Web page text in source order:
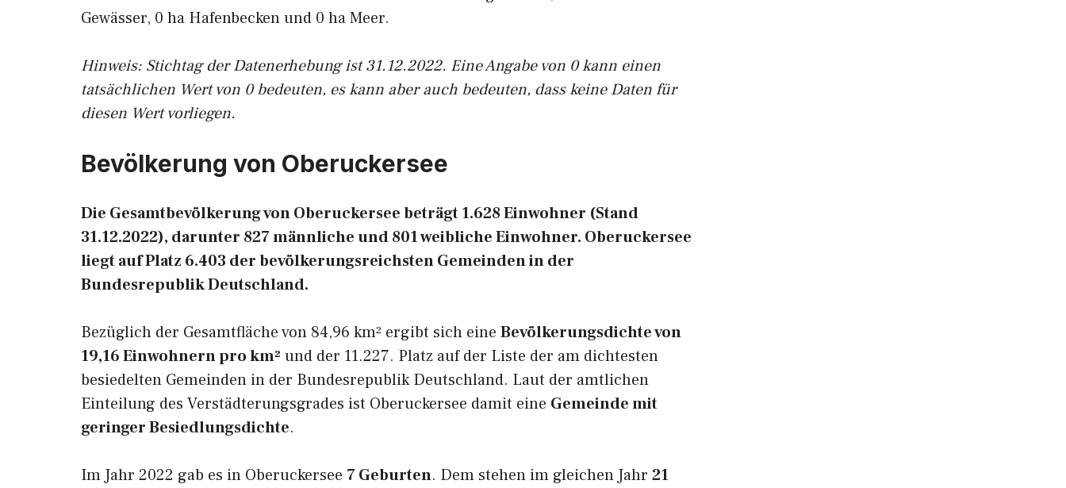
Gewässer, 0 ha Hafenbecken und 0 ha Meer.
Hinweis: Stichtag der Datenerhebung ist 31.12.2022. Eine Angabe von 0 kann einen
tatsächlichen Wert von 0 bedeuten, es kann aber auch bedeuten, dass keine Daten für
diesen Wert vorliegen.
Bevölkerung von Oberuckersee
Die Gesamtbevölkerung von Oberuckersee beträgt 1.628 Einwohner (Stand
31.12.2022), darunter 827 männliche und 801 weibliche Einwohner. Oberuckersee
liegt auf Platz 6.403 der bevölkerungsreichsten Gemeinden in der
Bundesrepublik Deutschland.
Bezüglich der Gesamtfläche von 84,96 km² ergibt sich eine Bevölkerungsdichte von
19,16 Einwohnern pro km² und der 11.227. Platz auf der Liste der am dichtesten
besiedelten Gemeinden in der Bundesrepublik Deutschland. Laut der amtlichen
Einteilung des Verstädterungsgrades ist Oberuckersee damit eine Gemeinde mit
geringer Besiedlungsdichte.
Im Jahr 2022 gab es in Oberuckersee 7 Geburten. Dem stehen im gleichen Jahr 21